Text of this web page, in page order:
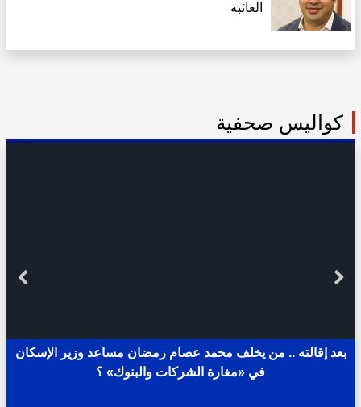
الغائبة
كواليس صحفية
بعد إقالته .. من يخلف محمد عصام رمضان مساعد وزير الإسكان
في «مغارة الشركات والبنوك» ؟